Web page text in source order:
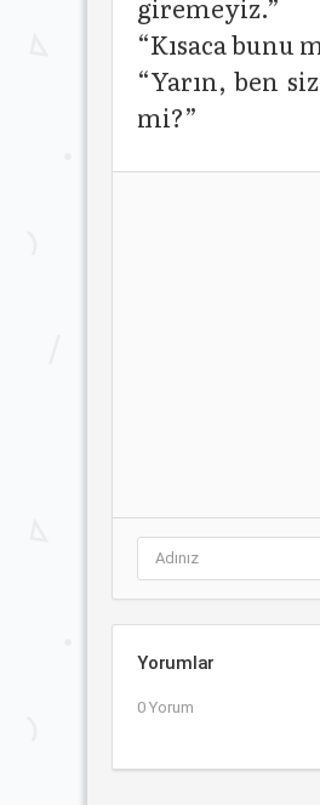
giremeyiz.”
“Kısaca bunu
“Yarın, ben
mi?”
Yorumlar
0 Yorum